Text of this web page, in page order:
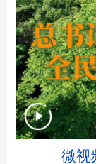
文化产业
地方频道
北京
辽宁
微视